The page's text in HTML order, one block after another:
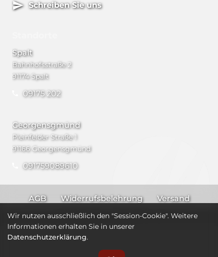
Schreiben Sie uns
Spalt
Bahnhofsstraße 2
91174 Spalt
09175 202
Georgensgmünd
Pleinfelder Straße 1
91166 Georgensgmünd
091759089610
AGB Widerrufsbelehrung
Versand
Impressum
Datenschutz
Wir nutzen ausschließlich den "Session-Cookie". Weitere
Informationen erhalten Sie in unserer
Datenschutzerklärung.